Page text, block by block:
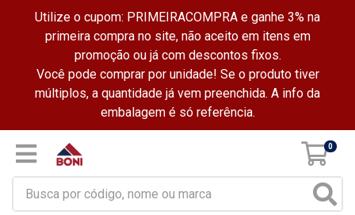
Utilize o cupom: PRIMEIRACOMPRA e ganhe 3% na
primeira compra no site, não aceito em itens em
promoção ou já com descontos fixos.
Você pode comprar por unidade! Se o produto tiver
múltiplos, a quantidade já vem preenchida. A info da
embalagem é só referência.
0